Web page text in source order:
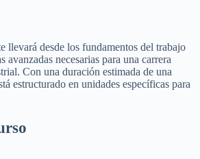
llevará desde los fundamentos del trabajo
avanzadas necesarias para una carrera
Con una duración estimada de una
estructurado en unidades específicas para